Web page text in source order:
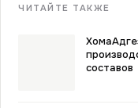
ЧИТАЙТЕ ТАКЖЕ
составов